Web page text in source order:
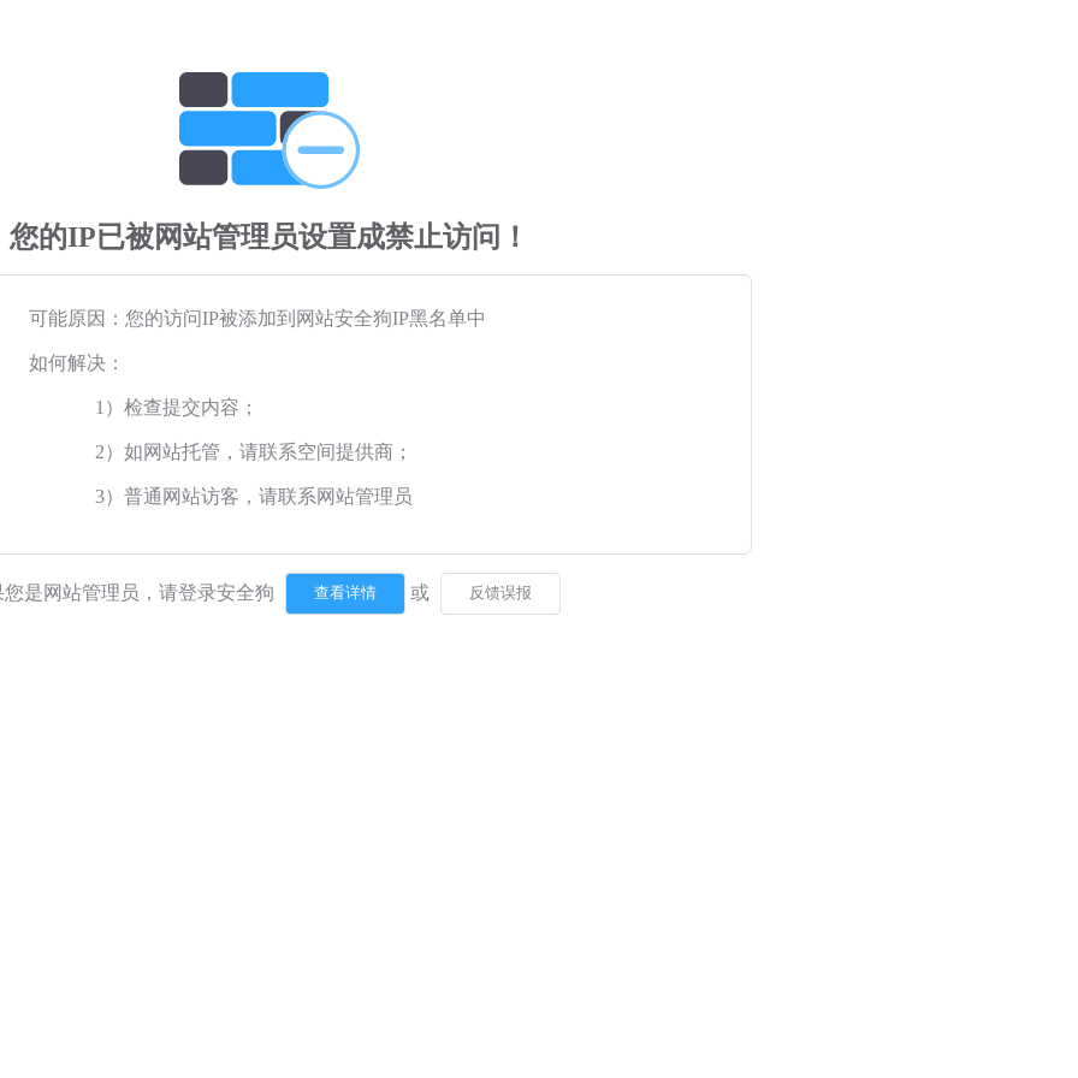
您的IP已被网站管理员设置成禁止访问！
可能原因：您的访问IP被添加到网站安全狗IP黑名单中
如何解决：
1）检查提交内容；
2）如网站托管，请联系空间提供商；
3）普通网站访客，请联系网站管理员
您是网站管理员，请登录安全狗 或